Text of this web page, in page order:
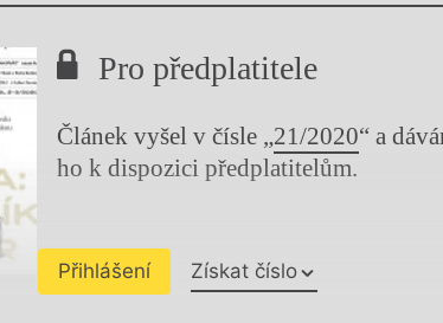
Pro předplatitele
Článek vyšel v čísle „21/2020“ a
ho k dispozici předplatitelům.
Přihlášení Získat číslo